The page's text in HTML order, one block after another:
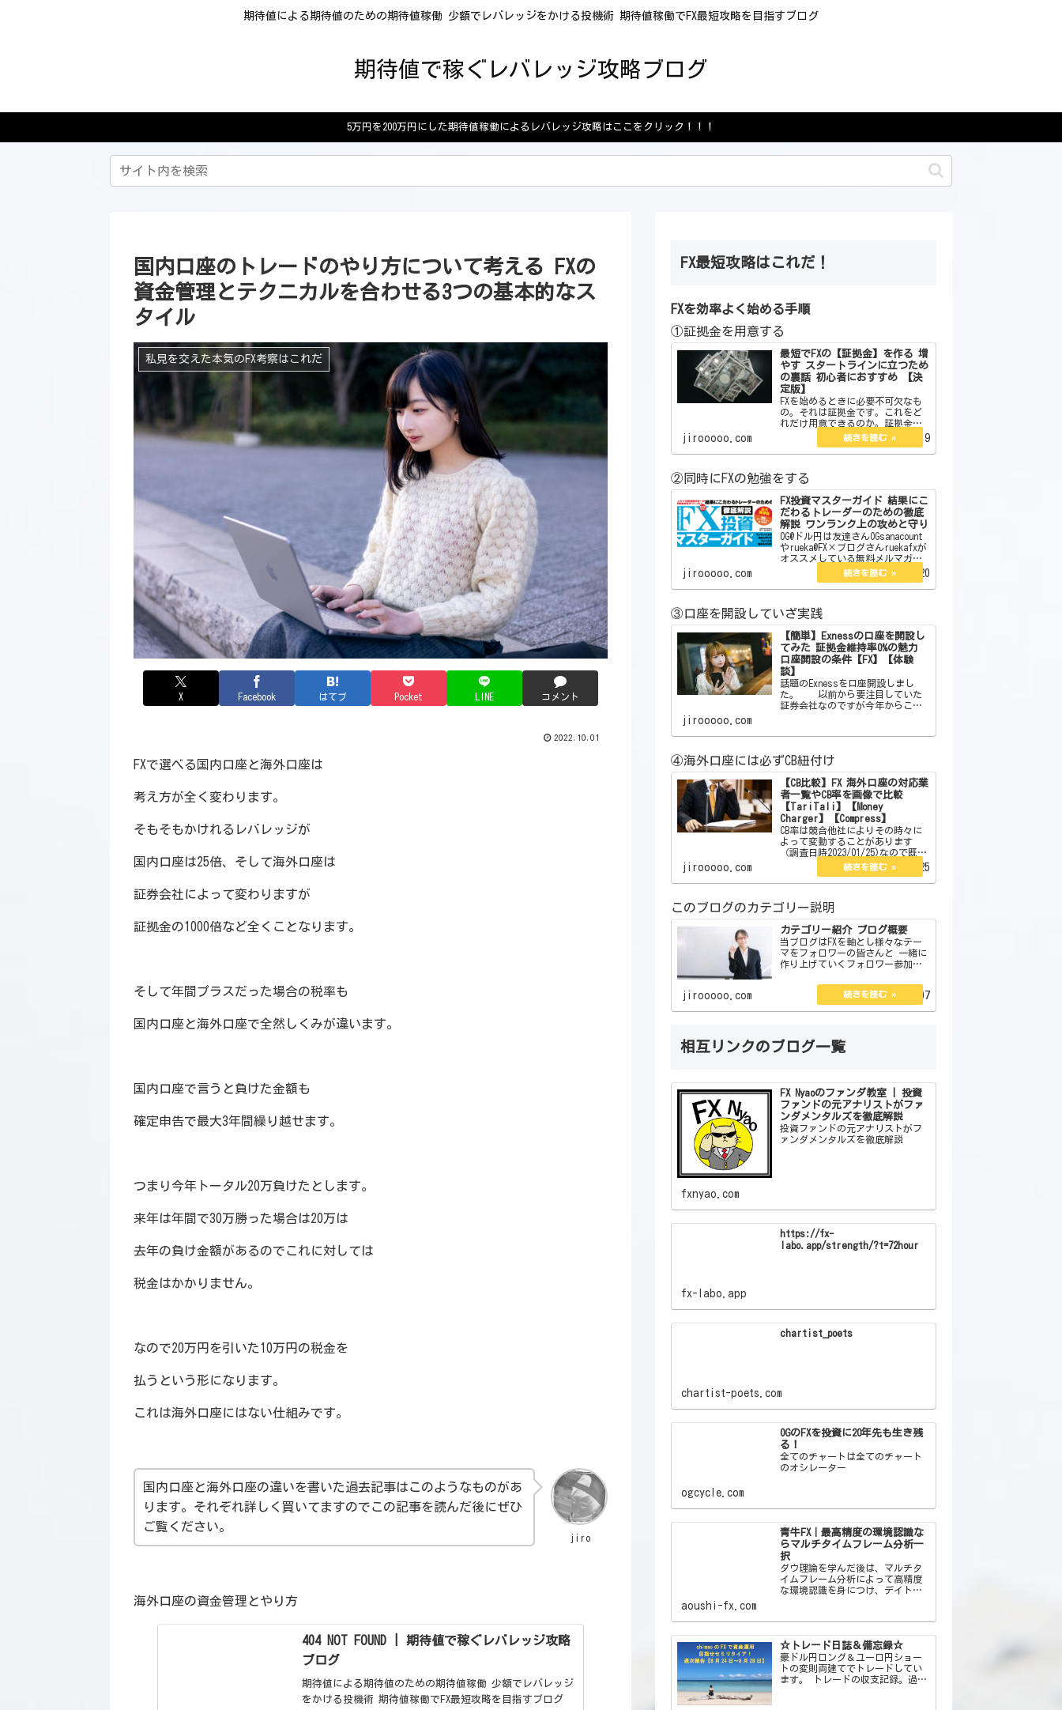
期待値による期待値のための期待値稼働 少額でレバレッジをかける投機術 期待値稼働でFX最短攻略を目指すブログ
期待値で稼ぐレバレッジ攻略ブログ
5万円を200万円にした期待値稼働によるレバレッジ攻略はここをクリック！！！
国内口座のトレードのやり方について考える FXの
資金管理とテクニカルを合わせる3つの基本的なス
タイル
私見を交えた本気のFX考察はこれだ
X Facebook はてブ Pocket LINE コメント
2022.10.01
FXで選べる国内口座と海外口座は
考え方が全く変わります。
そもそもかけれるレバレッジが
国内口座は25倍、そして海外口座は
証券会社によって変わりますが
証拠金の1000倍など全くことなります。
そして年間プラスだった場合の税率も
国内口座と海外口座で全然しくみが違います。
国内口座で言うと負けた金額も
確定申告で最大3年間繰り越せます。
つまり今年トータル20万負けたとします。
来年は年間で30万勝った場合は20万は
去年の負け金額があるのでこれに対しては
税金はかかりません。
なので20万円を引いた10万円の税金を
払うという形になります。
これは海外口座にはない仕組みです。
jiro
国内口座と海外口座の違いを書いた過去記事はこのようなものがあ
ります。それぞれ詳しく買いてますのでこの記事を読んだ後にぜひ
ご覧ください。
海外口座の資金管理とやり方
404 NOT FOUND | 期待値で稼ぐレバレッジ攻略
ブログ
期待値による期待値のための期待値稼働 少額でレバレッジ
をかける投機術 期待値稼働でFX最短攻略を目指すブログ
FX最短攻略はこれだ！
FXを効率よく始める手順
①証拠金を用意する
最短でFXの【証拠金】を作る 増
やす スタートラインに立つため
の裏話 初心者におすすめ 【決
定版】
FXを始めるときに必要不可欠なも
の。それは証拠金です。これをど
れだけ用意できるのか。証拠金が
なければスタートラインにすら立
てません。今回はその証拠金の作
り方を教えます。また初心者向き
も言及していきます。 j…
jirooooo.com 2022.06.19
②同時にFXの勉強をする
FX投資マスターガイド 結果にこ
だわるトレーダーのための徹底
解説 ワンランク上の攻めと守り
OG@ドル円は友達さんOGsanacount
やrueka@FX×ブログさんruekafxが
オススメしている無料メルマガが
あります。それがこちらになりま
す。 【無料】現役プロトレー
ダーが総合監修したFX投資E-BOOK
jirooooo.com 2022.09.20
③口座を開設していざ実践
【簡単】Exnessの口座を開設し
てみた 証拠金維持率0%の魅力
口座開設の条件【FX】【体験
談】
話題のExnessを口座開設しまし
た。 以前から要注目していた
証券会社なのですが今年からここ
せん。しかしそれを補う魅力が沢
と思います。 【簡単
jirooooo.com
④海外口座には必ずCB紐付け
【CB比較】FX 海外口座の対応業
者一覧やCB率を画像で比較
【TariTali】【Money
Charger】【Compress】
CB率は競合他社によりその時々に
よって変動することがあります
（調査日時2023/01/25)なので既存
のCB率が少し低い、または高いか
らと言ってずっとそのままという
訳でもありません。今現在は口座
の3つのCB率…
jirooooo.com 2023.01.25
このブログのカテゴリー説明
カテゴリー紹介 ブログ概要
当ブログはFXを軸とし様々なテー
マをフォロワーの皆さんと 一緒に
作り上げていくフォロワー参加型
関するもので 企画、体験談、私
見、紹介、大喜利と 1分で読める
コラム＆エッセイがあります。
jirooooo.com 2022.08.07
相互リンクのブログ一覧
FX Nyaoのファンダ教室 | 投資
ファンドの元アナリストがファ
ンダメンタルズを徹底解説
投資ファンドの元アナリストがフ
ァンダメンタルズを徹底解説
fxnyao.com
https://fx-
labo.app/strength/?t=72hour
fx-labo.app
chartist_poets
chartist-poets.com
OGのFXを投資に20年先も生き残
る！
全てのチャートは全てのチャート
のオシレーター
ogcycle.com
青牛FX｜最高精度の環境認識な
らマルチタイムフレーム分析一
択
ダウ理論を学んだ後は、マルチタ
イムフレーム分析によって高精度
な環境認識を身につけ、デイトレ
aoushi-fx.com
☆トレード日誌＆備忘録☆
豪ドル円ロング＆ユーロ円ショー
トの変則両建てでトレードしてい
ます。 トレードの収支記録。過去